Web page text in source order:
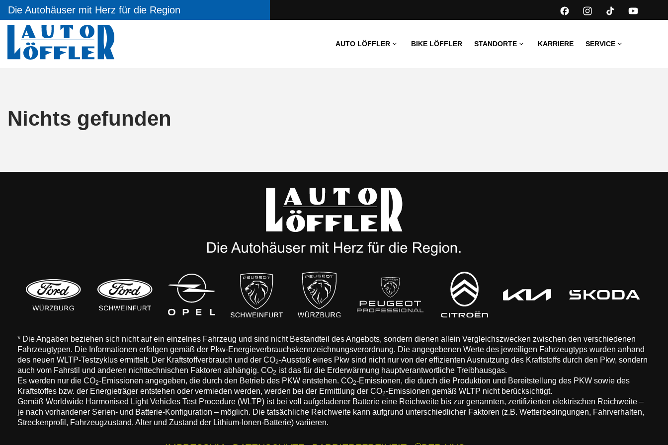
Die Autohäuser mit Herz für die Region
AUTO LÖFFLER BIKE LÖFFLER STANDORTE KARRIERE SERVICE
Nichts gefunden
* Die Angaben beziehen sich nicht auf ein einzelnes Fahrzeug und sind nicht Bestandteil des Angebots, sondern dienen allein Vergleichszwecken zwischen den verschiedenen
Fahrzeugtypen. Die Informationen erfolgen gemäß der Pkw-Energieverbrauchskennzeichnungsverordnung. Die angegebenen Werte des jeweiligen Fahrzeugtyps wurden anhand
des neuen WLTP-Testzyklus ermittelt. Der Kraftstoffverbrauch und der CO2-Ausstoß eines Pkw sind nicht nur von der effizienten Ausnutzung des Kraftstoffs durch den Pkw, sondern
auch vom Fahrstil und anderen nichttechnischen Faktoren abhängig. CO2 ist das für die Erderwärmung hauptverantwortliche Treibhausgas.
Es werden nur die CO2-Emissionen angegeben, die durch den Betrieb des PKW entstehen. CO2-Emissionen, die durch die Produktion und Bereitstellung des PKW sowie des
Kraftstoffes bzw. der Energieträger entstehen oder vermieden werden, werden bei der Ermittlung der CO2-Emissionen gemäß WLTP nicht berücksichtigt.
Gemäß Worldwide Harmonised Light Vehicles Test Procedure (WLTP) ist bei voll aufgeladener Batterie eine Reichweite bis zur genannten, zertifizierten elektrischen Reichweite –
je nach vorhandener Serien- und Batterie-Konfiguration – möglich. Die tatsächliche Reichweite kann aufgrund unterschiedlicher Faktoren (z.B. Wetterbedingungen, Fahrverhalten,
Streckenprofil, Fahrzeugzustand, Alter und Zustand der Lithium-Ionen-Batterie) variieren.